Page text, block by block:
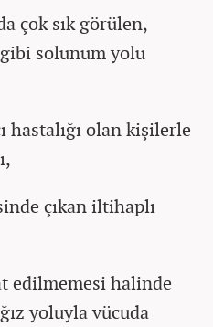
çok sık görülen,
solunum yolu
hastalığı olan kişilerle
çıkan iltihaplı
edilmemesi halinde
yoluyla vücuda